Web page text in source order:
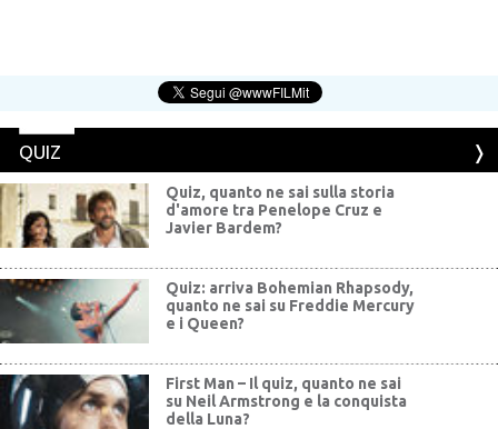
QUIZ
Quiz, quanto ne sai sulla storia
d'amore tra Penelope Cruz e
Javier Bardem?
Quiz: arriva Bohemian Rhapsody,
quanto ne sai su Freddie Mercury
e i Queen?
First Man – Il quiz, quanto ne sai
su Neil Armstrong e la conquista
della Luna?